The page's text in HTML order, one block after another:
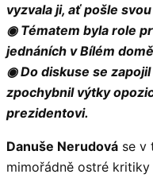
vyzvala ji, ať pošle
◉ Tématem byla role
jednáních v Bílém
◉ Do diskuse se
zpochybnil výtky
prezidentovi.
Danuše Nerudová se v
mimořádně ostré